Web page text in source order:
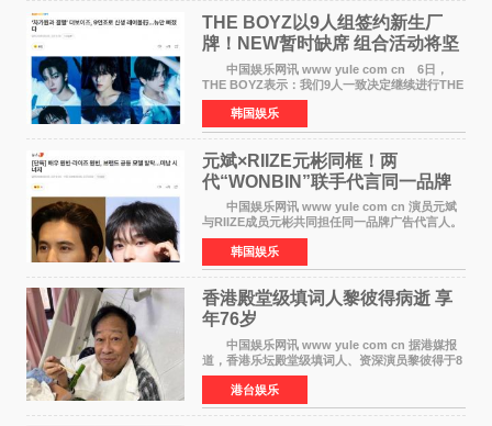
THE BOYZ以9人组签约新生厂
牌！NEW暂时缺席 组合活动将坚
定不移继续
中国娱乐网讯 www yule com cn 6日，
THE BOYZ表示：我们9人一致决定继续进行THE
BOYZ组合活动，并且已经完成了组合团体活动
签约。目前正在新生厂牌下进行活动准备。尚未
离开THE BOYZ原所
韩国娱乐
元斌×RIIZE元彬同框！两
代“WONBIN”联手代言同一品牌
颜值天花板合体
中国娱乐网讯 www yule com cn 演员元斌
与RIIZE成员元彬共同担任同一品牌广告代言人。
6日据独家报道，继演员元斌之后，RIIZE元彬最
近也被选为某在线中介平台A公司的共同广告代言
人，两人将作
韩国娱乐
香港殿堂级填词人黎彼得病逝 享
年76岁​
中国娱乐网讯 www yule com cn 据港媒报
道，香港乐坛殿堂级填词人、资深演员黎彼得于8
月5日上午因病离世，终年76岁。好友钟志光透
露，黎彼得今年3月中风后便卧床休养，身体机能
持续衰退，最
港台娱乐